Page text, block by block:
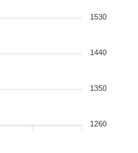
1530
1440
1350
1260